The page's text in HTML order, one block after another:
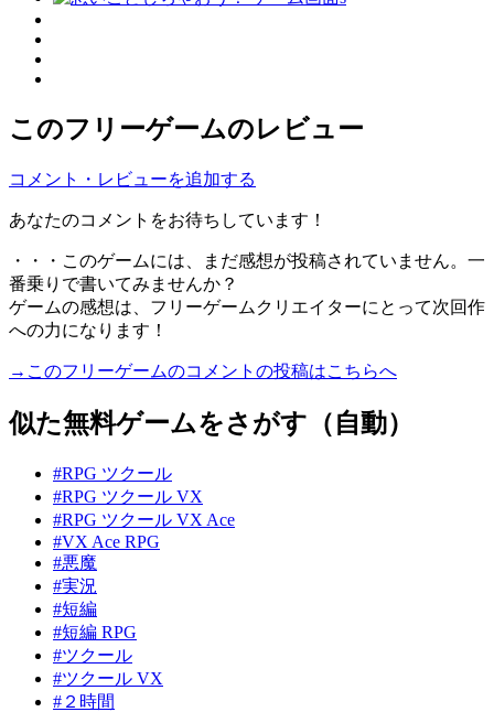
このフリーゲームのレビュー
コメント・レビューを追加する
あなたのコメントをお待ちしています！
・・・このゲームには、まだ感想が投稿されていません。一
番乗りで書いてみませんか？
ゲームの感想は、フリーゲームクリエイターにとって次回作
への力になります！
→このフリーゲームのコメントの投稿はこちらへ
似た無料ゲームをさがす（自動）
#RPG ツクール
#RPG ツクール VX
#RPG ツクール VX Ace
#VX Ace RPG
#悪魔
#実況
#短編
#短編 RPG
#ツクール
#ツクール VX
#２時間